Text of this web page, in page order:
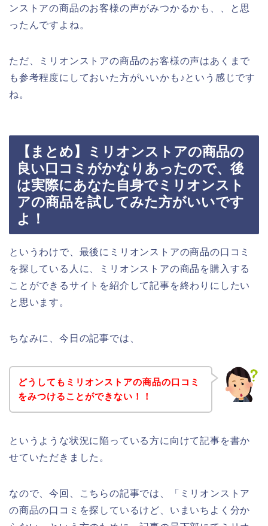
ンストアの商品のお客様の声がみつかるかも、、と思
ったんですよね。
ただ、ミリオンストアの商品のお客様の声はあくまで
も参考程度にしておいた方がいいかも♪という感じです
ね。
【まとめ】ミリオンストアの商品の
良い口コミがかなりあったので、後
は実際にあなた自身でミリオンスト
アの商品を試してみた方がいいです
よ！
というわけで、最後にミリオンストアの商品の口コミ
を探している人に、ミリオンストアの商品を購入する
ことができるサイトを紹介して記事を終わりにしたい
と思います。
ちなみに、今日の記事では、
どうしてもミリオンストアの商品の口コミ
をみつけることができない！！
というような状況に陥っている方に向けて記事を書か
せていただきました。
なので、今回、こちらの記事では、「ミリオンストア
の商品の口コミを探しているけど、いまいちよく分か